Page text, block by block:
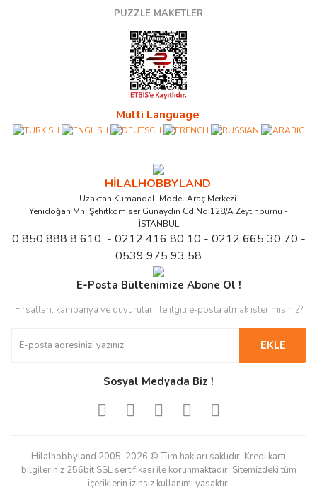
PUZZLE MAKETLER
Multi Language
HİLALHOBBYLAND
Uzaktan Kumandalı Model Araç Merkezi
Yenidoğan Mh. Şehitkomiser Günaydın Cd.No:128/A Zeytinburnu -
İSTANBUL
0 850 888 8 610 - 0212 416 80 10 - 0212 665 30 70 -
0539 975 93 58
E-Posta Bültenimize Abone Ol !
Fırsatları, kampanya ve duyuruları ile ilgili e-posta almak ister misiniz?
EKLE
Sosyal Medyada Biz !
Hilalhobbyland 2005-2026 © Tüm hakları saklıdır. Kredi kartı
bilgileriniz 256bit SSL sertifikası ile korunmaktadır. Sitemizdeki tüm
içeriklerin izinsiz kullanımı yasaktır.